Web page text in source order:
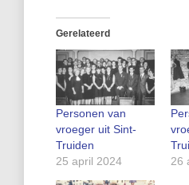
Gerelateerd
Personen van
vroeger uit Sint-
Truiden
25 april 2024
26